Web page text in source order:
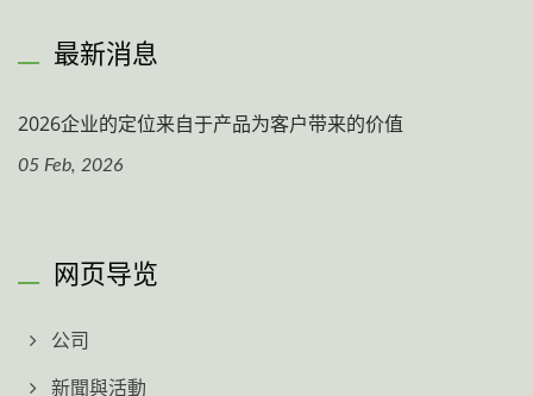
最新消息
2026企业的定位来自于产品为客户带来的价值
05 Feb, 2026
网页导览
公司
新聞與活動